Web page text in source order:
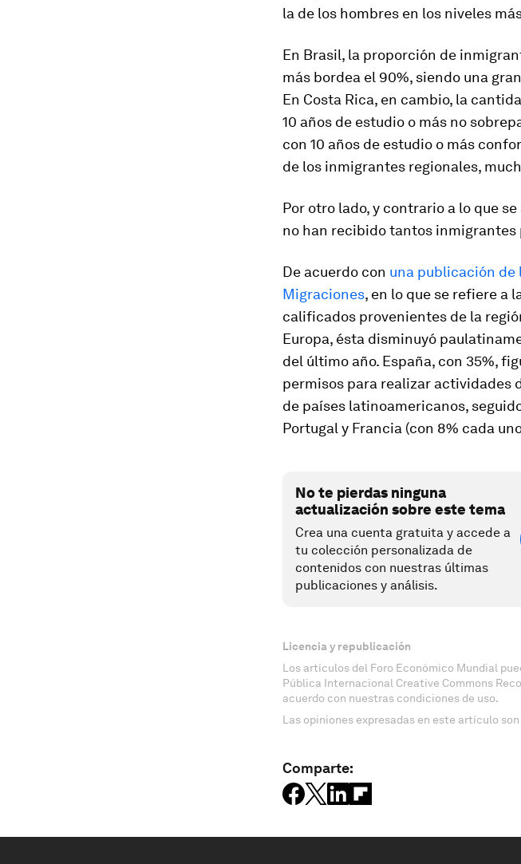
la de los hombres en los niveles
En Brasil, la proporción de
más bordea el 90%, siendo una
En Costa Rica, en cambio, la
10 años de estudio o más no
con 10 años de estudio o más
de los inmigrantes regionales,
Por otro lado, y contrario a lo que
no han recibido tantos
De acuerdo con una publicación
Migraciones, en lo que se refiere a
calificados provenientes de la
Europa, ésta disminuyó
del último año. España, con 35%,
permisos para realizar actividades
de países latinoamericanos,
Portugal y Francia (con 8% cada
No te pierdas ninguna
actualización sobre este tema
Crea una cuenta gratuita y accede a
tu colección personalizada de
contenidos con nuestras últimas
publicaciones y análisis.
Licencia y republicación
Los artículos del Foro Económico Mundial
Pública Internacional Creative Commons
acuerdo con nuestras condiciones de uso.
Las opiniones expresadas en este artículo
Comparte: